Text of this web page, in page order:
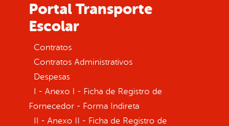
Portal Transporte
Escolar
Contratos
Contratos Administrativos
Despesas
I - Anexo I - Ficha de Registro de
Fornecedor - Forma Indireta
II - Anexo II - Ficha de Registro de